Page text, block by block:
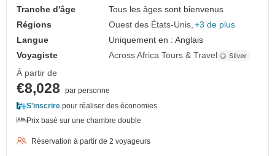
Tranche d'âge
Tous les âges sont bienvenus
Régions
Ouest des États-Unis +3 de plus
Langue
Uniquement en : Anglais
Voyagiste
Across Africa Tours & Travel
À partir de
€8,028
par personne
S'inscrire pour réaliser des économies
Prix basé sur une chambre double
Réservation à partir de 2 voyageurs